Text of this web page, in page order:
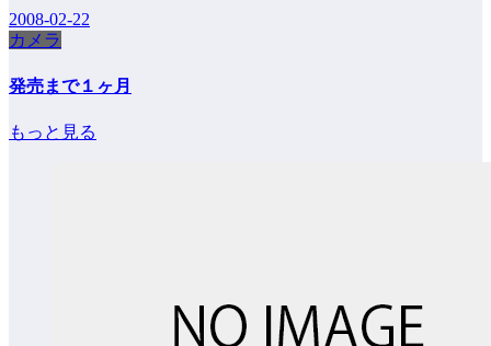
2008-02-22
カメラ
発売まで１ヶ月
もっと見る